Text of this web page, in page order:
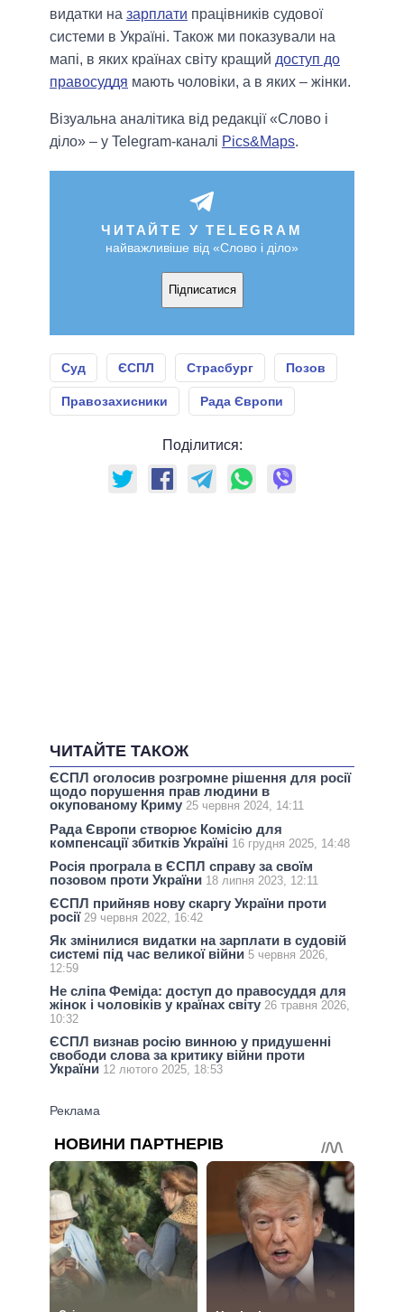
видатки на зарплати працівників судової
системи в Україні. Також ми показували на
мапі, в яких країнах світу кращий доступ до
правосуддя мають чоловіки, а в яких – жінки.
Візуальна аналітика від редакції «Слово і
діло» – у Telegram-каналі Pics&Maps.
ЧИТАЙТЕ У TELEGRAM
найважливіше від «Слово і діло»
Підписатися
Суд ЄСПЛ Страсбург Позов
Правозахисники Рада Європи
Поділитися:
ЧИТАЙТЕ ТАКОЖ
ЄСПЛ оголосив розгромне рішення для росії
щодо порушення прав людини в
окупованому Криму 25 червня 2024, 14:11
Рада Європи створює Комісію для
компенсації збитків Україні 16 грудня 2025, 14:48
Росія програла в ЄСПЛ справу за своїм
позовом проти України 18 липня 2023, 12:11
ЄСПЛ прийняв нову скаргу України проти
росії 29 червня 2022, 16:42
Як змінилися видатки на зарплати в судовій
системі під час великої війни 5 червня 2026,
12:59
Не сліпа Феміда: доступ до правосуддя для
жінок і чоловіків у країнах світу 26 травня 2026,
10:32
ЄСПЛ визнав росію винною у придушенні
свободи слова за критику війни проти
України 12 лютого 2025, 18:53